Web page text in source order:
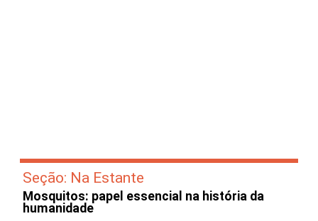
Seção: Na Estante
Mosquitos: papel essencial na história da
humanidade